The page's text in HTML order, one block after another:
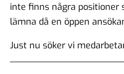
inte finns några positioner
lämna då en öppen
Just nu söker vi